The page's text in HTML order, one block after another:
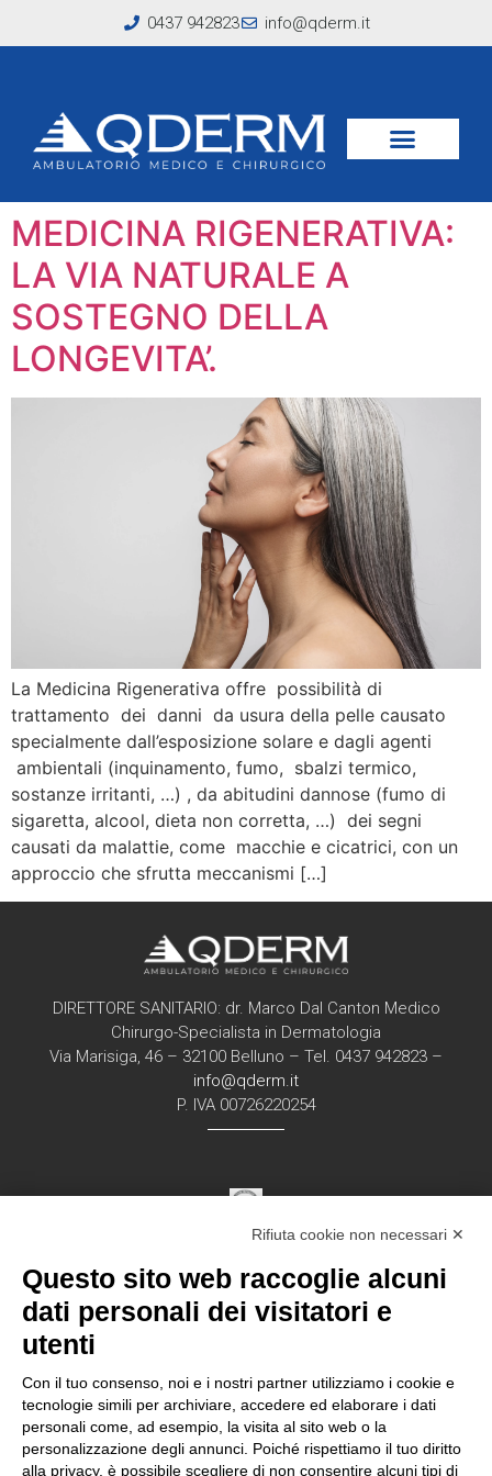
0437 942823 info@qderm.it
Tag:
fotoringiovanimemto
MEDICINA RIGENERATIVA:
LA VIA NATURALE A
SOSTEGNO DELLA
LONGEVITA’.
La Medicina Rigenerativa offre possibilità di
trattamento dei danni da usura della pelle causato
specialmente dall’esposizione solare e dagli agenti
ambientali (inquinamento, fumo, sbalzi termico,
sostanze irritanti, …) , da abitudini dannose (fumo di
sigaretta, alcool, dieta non corretta, …) dei segni
causati da malattie, come macchie e cicatrici, con un
approccio che sfrutta meccanismi […]
DIRETTORE SANITARIO: dr. Marco Dal Canton Medico
Chirurgo-Specialista in Dermatologia
Via Marisiga, 46 – 32100 Belluno – Tel. 0437 942823 –
info@qderm.it
P. IVA 00726220254
per la erogazione di servizi medici e chirurgici di
diagnosi e cura nell’ambito
della disciplina della Dermatologia in regime
Documentazione Privacy – Regolamento EU
Rifiuta cookie non necessari ✕
Questo sito web raccoglie alcuni
dati personali dei visitatori e
utenti
Con il tuo consenso, noi e i nostri partner utilizziamo i cookie e
tecnologie simili per archiviare, accedere ed elaborare i dati
personali come, ad esempio, la visita al sito web o la
personalizzazione degli annunci. Poiché rispettiamo il tuo diritto
alla privacy, è possibile scegliere di non consentire alcuni tipi di